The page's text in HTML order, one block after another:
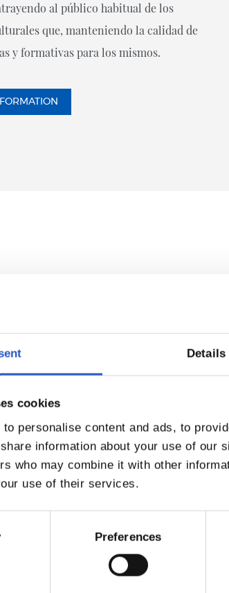
Details
cookies
personalise content and ads, to
information about your use of our
who may combine it with other
use of their services.
Preferences
al público habitual de los
que, manteniendo la calidad de
y formativas para los mismos.
IKASI
ACTIVIDADES
a nuestra sociedad de las bondades de
objetivo de inculcar esta idea en los más
y niñas de todas las edades en los